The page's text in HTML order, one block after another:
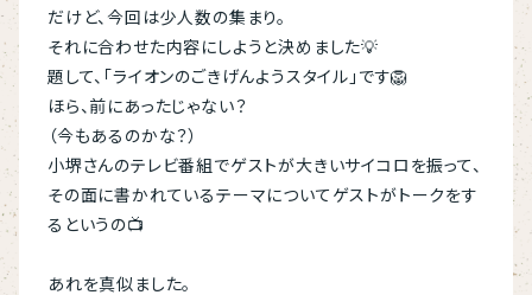
だけど、今回は少人数の集まり。
それに合わせた内容にしようと決めました💡
題して、「ライオンのごきげんようスタイル」です🦁
ほら、前にあったじゃない？
（今もあるのかな？）
小堺さんのテレビ番組でゲストが大きいサイコロを振って、
その面に書かれているテーマについてゲストがトークをす
るというの📺
あれを真似ました。